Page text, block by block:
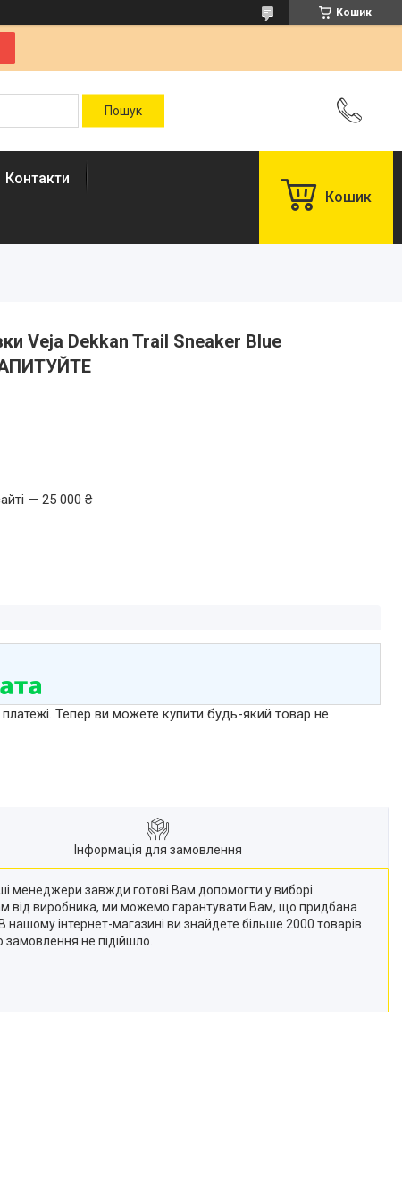
Кошик
Контакти
Кошик
Veja Dekkan Trail Sneaker Blue
— 25 000 ₴
платежі. Тепер ви можете купити будь-який товар не
Інформація для замовлення
менеджери завжди готові Вам допомогти у виборі
від виробника, ми можемо гарантувати Вам, що придбана
нашому інтернет-магазині ви знайдете більше 2000 товарів
не підійшло.